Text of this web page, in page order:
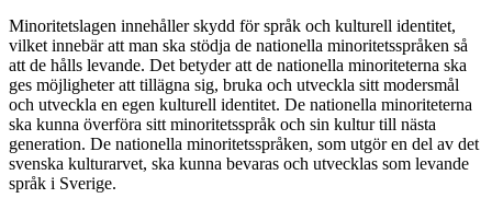
Minoritetslagen innehåller skydd för språk och kulturell identitet,
vilket innebär att man ska stödja de nationella minoritetsspråken så
att de hålls levande. Det betyder att de nationella minoriteterna ska
ges möjligheter att tillägna sig, bruka och utveckla sitt modersmål
och utveckla en egen kulturell identitet. De nationella minoriteterna
ska kunna överföra sitt minoritetsspråk och sin kultur till nästa
generation. De nationella minoritetsspråken, som utgör en del av det
svenska kulturarvet, ska kunna bevaras och utvecklas som levande
språk i Sverige.